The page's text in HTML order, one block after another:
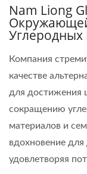
Nam Liong
Компания
качестве
для достижения
сокращению
материалов и
вдохновение
удовлетворяя